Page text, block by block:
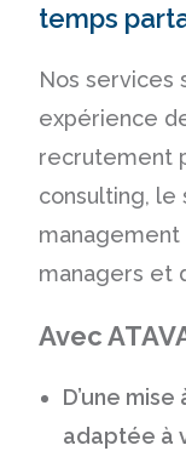
temps
Nos services
expérience
recrutement
consulting, le
management
managers et
Avec
D’une
adaptée à